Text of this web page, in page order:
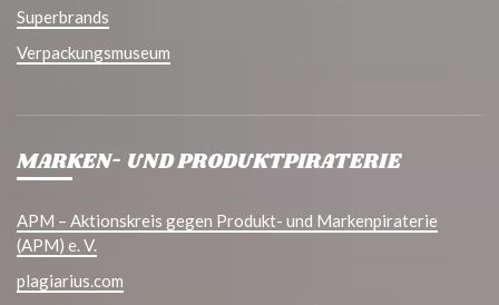
Superbrands
Verpackungsmuseum
MARKEN- UND PRODUKTPIRATERIE
APM – Aktionskreis gegen Produkt- und Markenpiraterie
(APM) e. V.
plagiarius.com